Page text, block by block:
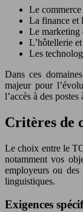
Le
La finance et
Le marketing
L’hôtellerie
Les
Dans ces
majeur pour
l’accès à des
Critères de
Le choix entre le
notamment vos
employeurs ou des
linguistiques.
Exigences